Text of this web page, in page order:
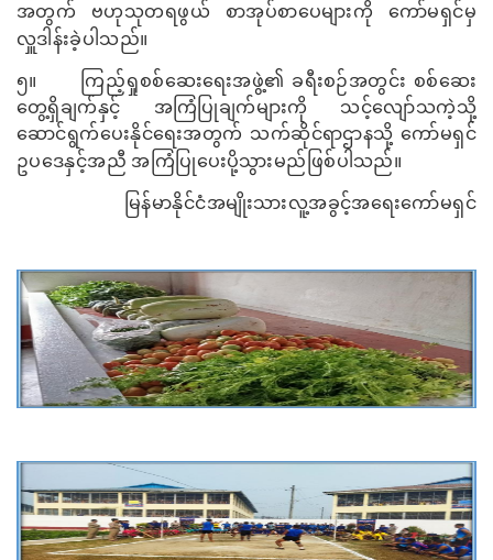
အတွက် ဗဟုသုတရဖွယ် စာအုပ်စာပေများကို ကော်မရှင်မှ
လှူဒါန်းခဲ့ပါသည်။
၅။
ကြည့်ရှုစစ်ဆေးရေးအဖွဲ့၏ ခရီးစဉ်အတွင်း စစ်ဆေး
တွေ့ရှိချက်နှင့် အကြံပြုချက်များကို သင့်လျော်သကဲ့သို့
ဆောင်ရွက်ပေးနိုင်‌ရေးအတွက် သက်ဆိုင်ရာဌာနသို့ ကော်မရှင်
ဥပဒေနှင့်အညီ အကြံပြုပေးပို့သွားမည်ဖြစ်ပါသည်။
မြန်မာနိုင်ငံအမျိုးသားလူ့အခွင့်အရေးကော်မရှင်